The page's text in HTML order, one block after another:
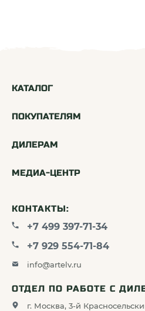
КАТАЛОГ
ПОКУПАТЕЛЯМ
ДИЛЕРАМ
МЕДИА-ЦЕНТР
КОНТАКТЫ:
+7 499 397-71-34
+7 929 554-71-84
info@artelv.ru
ОТДЕЛ ПО РАБОТЕ С
г. Москва, 3-й